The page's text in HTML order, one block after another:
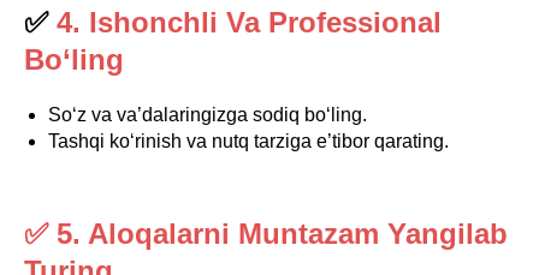
✅4. Ishonchli Va Professional
Bo‘ling
So‘z va va’dalaringizga sodiq bo‘ling.
Tashqi ko‘rinish va nutq tarziga e’tibor qarating.
✅ 5. Aloqalarni Muntazam Yangilab